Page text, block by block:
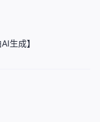
生成】